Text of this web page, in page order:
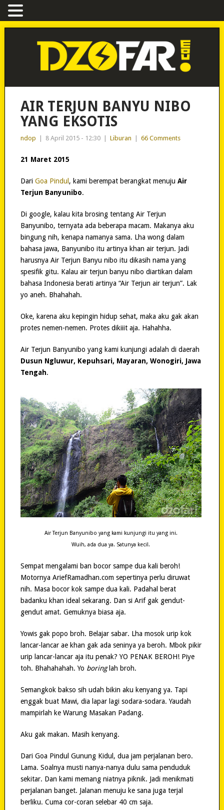
AIR TERJUN BANYU NIBO
YANG EKSOTIS
ndop 8 April 2015 - 12:30 Liburan 66 Comments
21 Maret 2015
Dari Goa Pindul , kami berempat berangkat menuju Air
Terjun Banyunibo.
Di google, kalau kita brosing tentang Air Terjun
Banyunibo, ternyata ada beberapa macam. Makanya aku
bingung nih, kenapa namanya sama. Lha wong dalam
bahasa jawa, Banyunibo itu artinya khan air terjun. Jadi
harusnya Air Terjun Banyu nibo itu dikasih nama yang
spesifik gitu. Kalau air terjun banyu nibo diartikan dalam
bahasa Indonesia berati artinya “Air Terjun air terjun”. Lak
yo aneh. Bhahahah.
Oke, karena aku kepingin hidup sehat, maka aku gak akan
protes nemen-nemen. Protes dikiiit aja. Hahahha.
Air Terjun Banyunibo yang kami kunjungi adalah di daerah
Dusun Ngluwur, Kepuhsari, Mayaran, Wonogiri, Jawa
Tengah.
Air Terjun Banyunibo yang kami kunjungi itu yang ini.
Wuih, ada dua ya. Satunya kecil.
Sempat mengalami ban bocor sampe dua kali beroh!
Motornya AriefRamadhan.com sepertinya perlu diruwat
nih. Masa bocor kok sampe dua kali. Padahal berat
badanku khan ideal sekarang. Dan si Arif gak gendut-
gendut amat. Gemuknya biasa aja.
Yowis gak popo broh. Belajar sabar. Lha mosok urip kok
lancar-lancar ae khan gak ada seninya ya beroh. Mbok pikir
urip lancar-lancar aja itu penak? YO PENAK BEROH! Piye
toh. Bhahahahah. Yo boringlah broh.
Semangkok bakso sih udah bikin aku kenyang ya. Tapi
enggak buat Mawi, dia lapar lagi sodara-sodara. Yaudah
mampirlah ke Warung Masakan Padang.
Aku gak makan. Masih kenyang.
Dari Goa Pindul Gunung Kidul, dua jam perjalanan bero.
Lama. Soalnya musti nanya-nanya dulu sama penduduk
sekitar. Dan kami memang niatnya piknik. Jadi menikmati
perjalanan banget. Jalanan menuju ke sana juga terjal
berliku. Cuma cor-coran selebar 40 cm saja.